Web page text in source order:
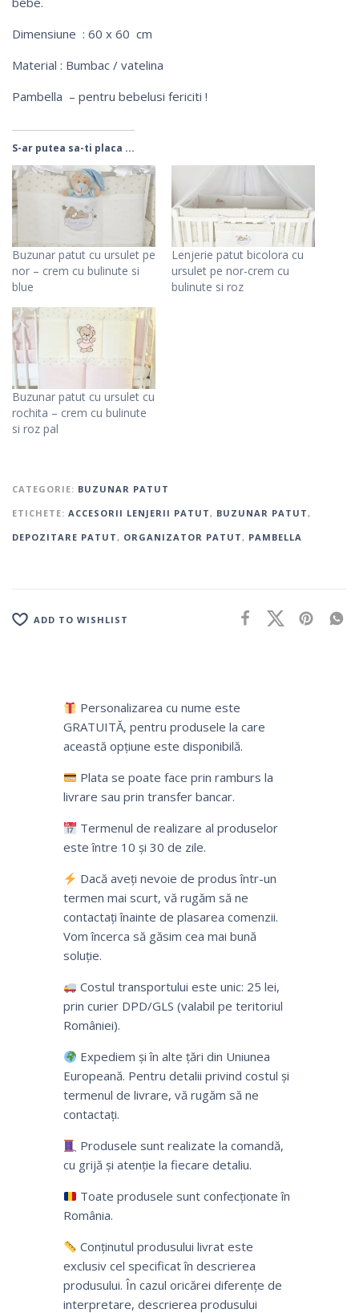
Dimensiune : 60 x 60 cm
Material : Bumbac / vatelina
Pambella – pentru bebelusi fericiti !
S-ar putea sa-ti placa ...
Buzunar patut cu ursulet pe
nor – crem cu bulinute si
blue
Lenjerie patut bicolora cu
ursulet pe nor-crem cu
bulinute si roz
Buzunar patut cu ursulet cu
rochita – crem cu bulinute
si roz pal
CATEGORIE: BUZUNAR PATUT
ETICHETE: ACCESORII LENJERII PATUT, BUZUNAR PATUT,
DEPOZITARE PATUT, ORGANIZATOR PATUT, PAMBELLA
ADD TO WISHLIST
Personalizarea cu nume este
GRATUITĂ, pentru produsele la care
această opțiune este disponibilă.
Plata se poate face prin ramburs la
livrare sau prin transfer bancar.
Termenul de realizare al produselor
este între 10 și 30 de zile.
Dacă aveți nevoie de produs într-un
termen mai scurt, vă rugăm să ne
contactați înainte de plasarea comenzii.
Vom încerca să găsim cea mai bună
soluție.
Costul transportului este unic: 25 lei,
prin curier DPD/GLS (valabil pe teritoriul
României).
Expediem și în alte țări din Uniunea
Europeană. Pentru detalii privind costul și
termenul de livrare, vă rugăm să ne
contactați.
Produsele sunt realizate la comandă,
cu grijă și atenție la fiecare detaliu.
Toate produsele sunt confecționate în
România.
Conținutul produsului livrat este
exclusiv cel specificat în descrierea
produsului. În cazul oricărei diferențe de
interpretare, descrierea produsului